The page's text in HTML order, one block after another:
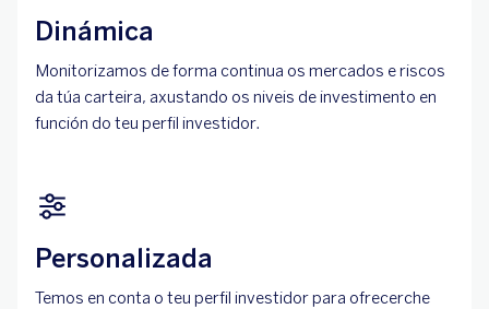
Dinámica
Monitorizamos de forma continua os mercados e riscos
da túa carteira, axustando os niveis de investimento en
función do teu perfil investidor.
Personalizada
Temos en conta o teu perfil investidor para ofrecerche